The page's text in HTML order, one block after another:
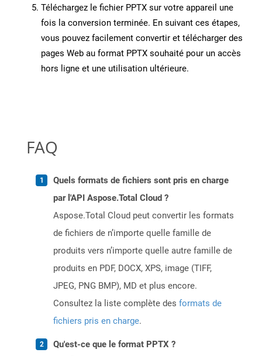
Téléchargez le fichier PPTX sur votre appareil une
fois la conversion terminée. En suivant ces étapes,
vous pouvez facilement convertir et télécharger des
pages Web au format PPTX souhaité pour un accès
hors ligne et une utilisation ultérieure.
FAQ
Quels formats de fichiers sont pris en charge
par l'API Aspose.Total Cloud ?
Aspose.Total Cloud peut convertir les formats
de fichiers de n’importe quelle famille de
produits vers n’importe quelle autre famille de
produits en PDF, DOCX, XPS, image (TIFF,
JPEG, PNG BMP), MD et plus encore.
Consultez la liste complète des formats de
fichiers pris en charge.
Qu'est-ce que le format PPTX ?